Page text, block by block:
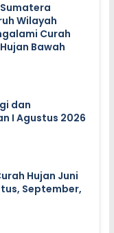
Wilayah
Curah
Bawah
dan
I Agustus 2026
Hujan Juni
September,